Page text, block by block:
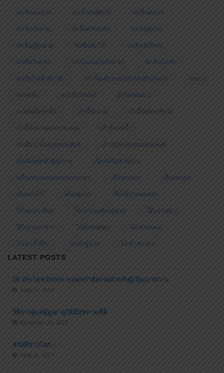
รถเข็นคนป่วย รถเข็นคนพิการ รถเข็นคนแก่
รถเข็นนั่งถ่าย รถเข็นปรับนอน รถเข็นผู้ป่วย
รถเข็นผู้สูงอายุ รถเข็นพับได้ รถเข็นล้อใหญ่
รถเข็นวีลแชร์ รถเข็นสปอร์ตวีลแชร์ รถเข็นไฟฟ้า
รถเข็นไฟฟ้าพับได้ ราวกั้นเตียงแบบสไลด์เสริมกันตก ล้อยาง
ล้อรถเข็น สปอร์ตวีลแชร์ อะไหล่ล้อยาง
อะไหล่ล้อรถเข็น เก้าอี้นั่งถ่าย เก้าอี้นั่งถ่ายพับได้
เก้าอี้นั่งถ่ายอเนกประสงค์ เก้าอี้อาบน้ำ
เก้าอี้อาบน้ำอเนกประสงค์ เก้าอ้นั่งถ่ายเอนกประสงค์
เข็มขัดพยุงตัวผู้สูงอายุ เข็มขัดรัดตัวผู้ป่วย
เครื่องพ่นละอองยาแบบพกพา เตียงคนชรา เตียงคนแก่
เตียงคนไข้ เตียงผู้ป่วย เตียงผู้ป่วยคนชรา
โต๊ะคร่อมเตียง โต๊ะคร่อมเตียงผู้ป่วย โต๊ะทานข้าว
โต๊ะทานอาหาร ไม้ค้ำยันศอก ไม้เท้าคนแก่
ไม้เท้าค้ำยืน ไม้เท้าผู้ป่วย ไม้เท้าหัดเดิน
LATEST POSTS
10 ประโยชน์ของการออกกำลังกายสำหรับผู้เป็นเบาหวาน
June 21, 2018
วิธีการดูแลผู้สูงอายุให้มีสุขภาพที่ดี
November 19, 2017
สวัสดีชาวโลก – -‘
June 11, 2017